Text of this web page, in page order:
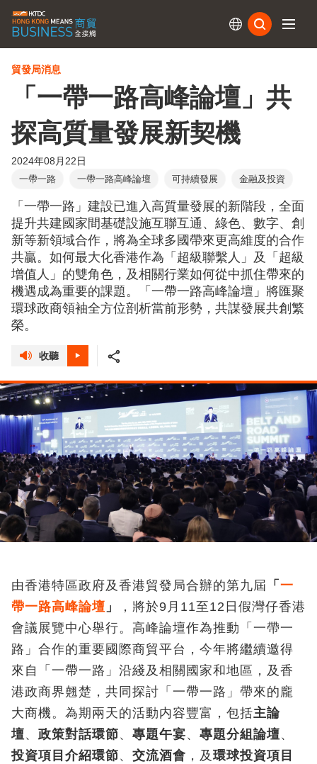
貿發局消息
「一帶一路高峰論壇」共
探高質量發展新契機
2024年08月22日
一帶一路 一帶一路高峰論壇 可持續發展 金融及投資
「一帶一路」建設已進入高質量發展的新階段，全面
提升共建國家間基礎設施互聯互通、綠色、數字、創
新等新領域合作，將為全球多國帶來更高維度的合作
共贏。如何最大化香港作為「超級聯繫人」及「超級
增值人」的雙角色，及相關行業如何從中抓住帶來的
機遇成為重要的課題。「一帶一路高峰論壇」將匯聚
環球政商領袖全方位剖析當前形勢，共謀發展共創繁
榮。
收聽
由香港特區政府及香港貿發局合辦的第九屆 「 一
帶一路高峰論壇 」
，將於9月11至12日假灣仔香港
會議展覽中心舉行。高峰論壇作為推動「一帶一
路」合作的重要國際商貿平台，今年將繼續邀得
來自「一帶一路」沿綫及相關國家和地區，及香
港政商界翹楚，共同探討「一帶一路」帶來的龐
大商機。為期兩天的活動内容豐富，包括主論
壇、 政策對話環節、 專題午宴、 專題分組論壇、
投資項目介紹環節、 交流酒會 ，及 環球投資項目